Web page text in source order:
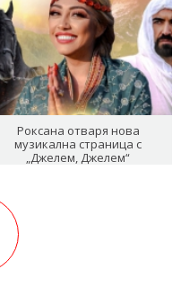
Роксана отваря нова
музикална страница с
„Джелем, Джелем“